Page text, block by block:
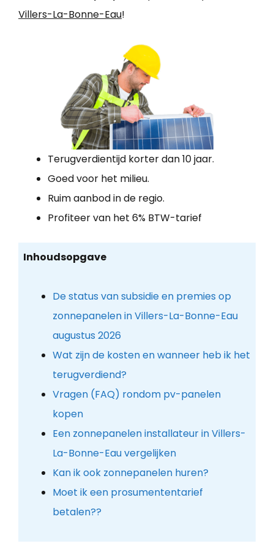
Villers-La-Bonne-Eau!
Terugverdientijd korter dan 10 jaar.
Goed voor het milieu.
Ruim aanbod in de regio.
Profiteer van het 6% BTW-tarief
Inhoudsopgave
De status van subsidie en premies op
zonnepanelen in Villers-La-Bonne-Eau
augustus 2026
Wat zijn de kosten en wanneer heb ik het
terugverdiend?
Vragen (FAQ) rondom pv-panelen
kopen
Een zonnepanelen installateur in Villers-
La-Bonne-Eau vergelijken
Kan ik ook zonnepanelen huren?
Moet ik een prosumententarief
betalen??